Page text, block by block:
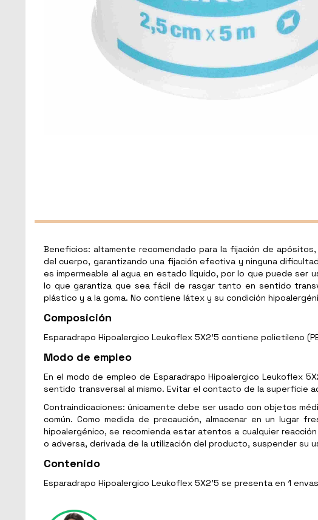
Beneficios: altamente recomendado para la fijación de
del cuerpo, garantizando una fijación efectiva y ninguna
es impermeable al agua en estado líquido, por lo que puede ser
lo que garantiza que sea fácil de rasgar tanto en sentido
plástico y a la goma. No contiene látex y su condición
Composición
Esparadrapo Hipoalergico Leukoflex 5X2'5 contiene polietileno
Modo de empleo
En el modo de empleo de Esparadrapo Hipoalergico Leukoflex
sentido transversal al mismo. Evitar el contacto de la superficie
Contraindicaciones: únicamente debe ser usado con objetos
común. Como medida de precaución, almacenar en un lugar
hipoalergénico, se recomienda estar atentos a cualquier
o adversa, derivada de la utilización del producto, suspender su
Contenido
Esparadrapo Hipoalergico Leukoflex 5X2'5 se presenta en 1